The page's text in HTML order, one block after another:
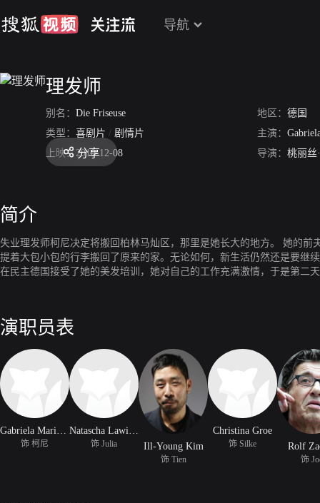
导航
理发师
别名： Die Friseuse 地区： 德国
类型： 喜剧片 / 剧情片 主演：
上映： 2010-12-08 导演： 桃丽丝
分享
简介
失业理发师柯尼决定将搬回柏林马灿区，那里是她长大的地方。 她的
提着大包小包的行李搬回了原来的家。无论如何，新生活仍然还是要继
在民主德国接受了她的美发培训，她对自己的工作充满激情，于是第二
演职员表
Gabriela Maria Schmeide
饰 柯尼
Natascha Lawiszus
饰 Julia Ill-Young Kim
饰 Tien
Christina Groe
饰 Silke Rolf
饰